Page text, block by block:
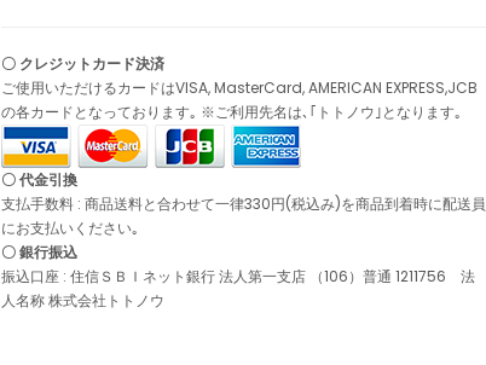
〇 クレジットカード決済
ご使用いただけるカードはVISA, MasterCard, AMERICAN EXPRESS,JCB
の各カードとなっております｡ ※ご利用先名は､｢トトノウ｣となります｡
〇 代金引換
支払手数料 : 商品送料と合わせて一律330円(税込み)を商品到着時に配送員
にお支払いください｡
〇 銀行振込
振込口座 : 住信ＳＢＩネット銀行 法人第一支店 （106）普通 1211756 法
人名称 株式会社トトノウ